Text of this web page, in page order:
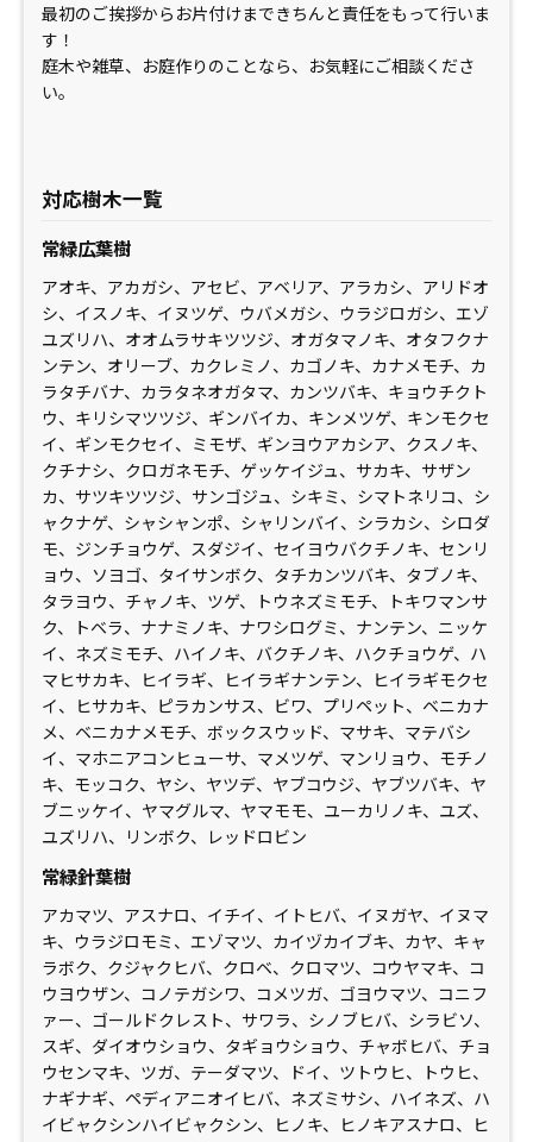
最初のご挨拶からお片付けまできちんと責任をもって行いま
す！
庭木や雑草、お庭作りのことなら、お気軽にご相談くださ
い。
対応樹木一覧
常緑広葉樹
アオキ、アカガシ、アセビ、アベリア、アラカシ、アリドオ
シ、イスノキ、イヌツゲ、ウバメガシ、ウラジロガシ、エゾ
ユズリハ、オオムラサキツツジ、オガタマノキ、オタフクナ
ンテン、オリーブ、カクレミノ、カゴノキ、カナメモチ、カ
ラタチバナ、カラタネオガタマ、カンツバキ、キョウチクト
ウ、キリシマツツジ、ギンバイカ、キンメツゲ、キンモクセ
イ、ギンモクセイ、ミモザ、ギンヨウアカシア、クスノキ、
クチナシ、クロガネモチ、ゲッケイジュ、サカキ、サザン
カ、サツキツツジ、サンゴジュ、シキミ、シマトネリコ、シ
ャクナゲ、シャシャンポ、シャリンバイ、シラカシ、シロダ
モ、ジンチョウゲ、スダジイ、セイヨウバクチノキ、センリ
ョウ、ソヨゴ、タイサンボク、タチカンツバキ、タブノキ、
タラヨウ、チャノキ、ツゲ、トウネズミモチ、トキワマンサ
ク、トベラ、ナナミノキ、ナワシログミ、ナンテン、ニッケ
イ、ネズミモチ、ハイノキ、バクチノキ、ハクチョウゲ、ハ
マヒサカキ、ヒイラギ、ヒイラギナンテン、ヒイラギモクセ
イ、ヒサカキ、ピラカンサス、ビワ、プリペット、ベニカナ
メ、ベニカナメモチ、ボックスウッド、マサキ、マテバシ
イ、マホニアコンヒューサ、マメツゲ、マンリョウ、モチノ
キ、モッコク、ヤシ、ヤツデ、ヤブコウジ、ヤブツバキ、ヤ
ブニッケイ、ヤマグルマ、ヤマモモ、ユーカリノキ、ユズ、
ユズリハ、リンボク、レッドロビン
常緑針葉樹
アカマツ、アスナロ、イチイ、イトヒバ、イヌガヤ、イヌマ
キ、ウラジロモミ、エゾマツ、カイヅカイブキ、カヤ、キャ
ラボク、クジャクヒバ、クロベ、クロマツ、コウヤマキ、コ
ウヨウザン、コノテガシワ、コメツガ、ゴヨウマツ、コニフ
ァー、ゴールドクレスト、サワラ、シノブヒバ、シラビソ、
スギ、ダイオウショウ、タギョウショウ、チャボヒバ、チョ
ウセンマキ、ツガ、テーダマツ、ドイ、ツトウヒ、トウヒ、
ナギナギ、ペディアニオイヒバ、ネズミサシ、ハイネズ、ハ
イビャクシンハイビャクシン、ヒノキ、ヒノキアスナロ、ヒ